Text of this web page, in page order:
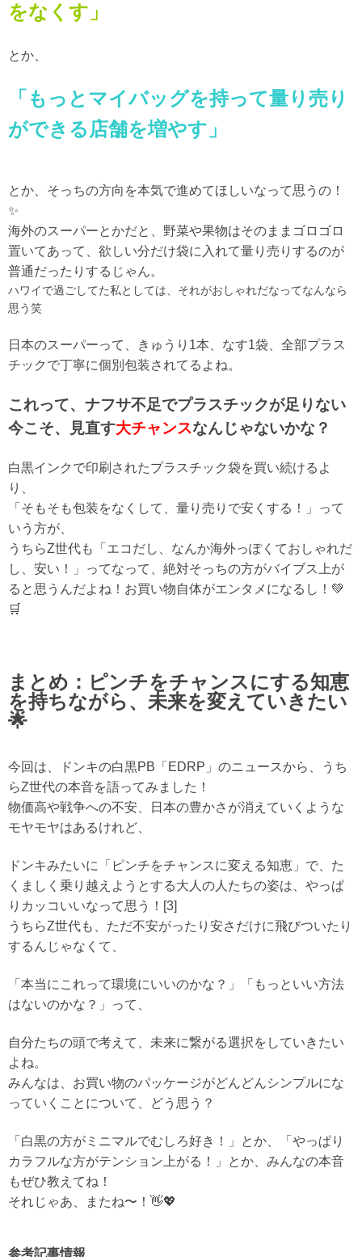
をなくす」
とか、
「もっとマイバッグを持って量り売り
ができる店舗を増やす」
とか、そっちの方向を本気で進めてほしいなって思うの！
✨
海外のスーパーとかだと、野菜や果物はそのままゴロゴロ
置いてあって、欲しい分だけ袋に入れて量り売りするのが
普通だったりするじゃん。
ハワイで過ごしてた私としては、それがおしゃれだなってなんなら
思う笑
日本のスーパーって、きゅうり1本、なす1袋、全部プラス
チックで丁寧に個別包装されてるよね。
これって、ナフサ不足でプラスチックが足りない
今こそ、見直す大チャンスなんじゃないかな？
白黒インクで印刷されたプラスチック袋を買い続けるよ
り、
「そもそも包装をなくして、量り売りで安くする！」
って
いう方が、
うちらZ世代も「エコだし、なんか海外っぽくておしゃれだ
し、安い！」ってなって、絶対そっちの方がバイブス上が
ると思うんだよね！お買い物自体がエンタメになるし！💚
🛒
まとめ：ピンチをチャンスにする知恵
を持ちながら、未来を変えていきたい
🌟
今回は、ドンキの白黒PB「EDRP」のニュースから、うち
らZ世代の本音を語ってみました！
物価高や戦争への不安、日本の豊かさが消えていくような
モヤモヤはあるけれど、
ドンキみたいに 「ピンチをチャンスに変える知恵」 で、た
くましく乗り越えようとする大人の人たちの姿は、やっぱ
りカッコいいなって思う！[3]
うちらZ世代も、ただ不安がったり安さだけに飛びついたり
するんじゃなくて、
「本当にこれって環境にいいのかな？」「もっといい方法
はないのかな？」って、
自分たちの頭で考えて、未来に繋がる選択をしていきたい
よね。
みんなは、お買い物のパッケージがどんどんシンプルにな
っていくことについて、どう思う？
「白黒の方がミニマルでむしろ好き！」とか、「やっぱり
カラフルな方がテンション上がる！」とか、みんなの本音
もぜひ教えてね！
それじゃあ、またね〜！👋💖
参考記事情報